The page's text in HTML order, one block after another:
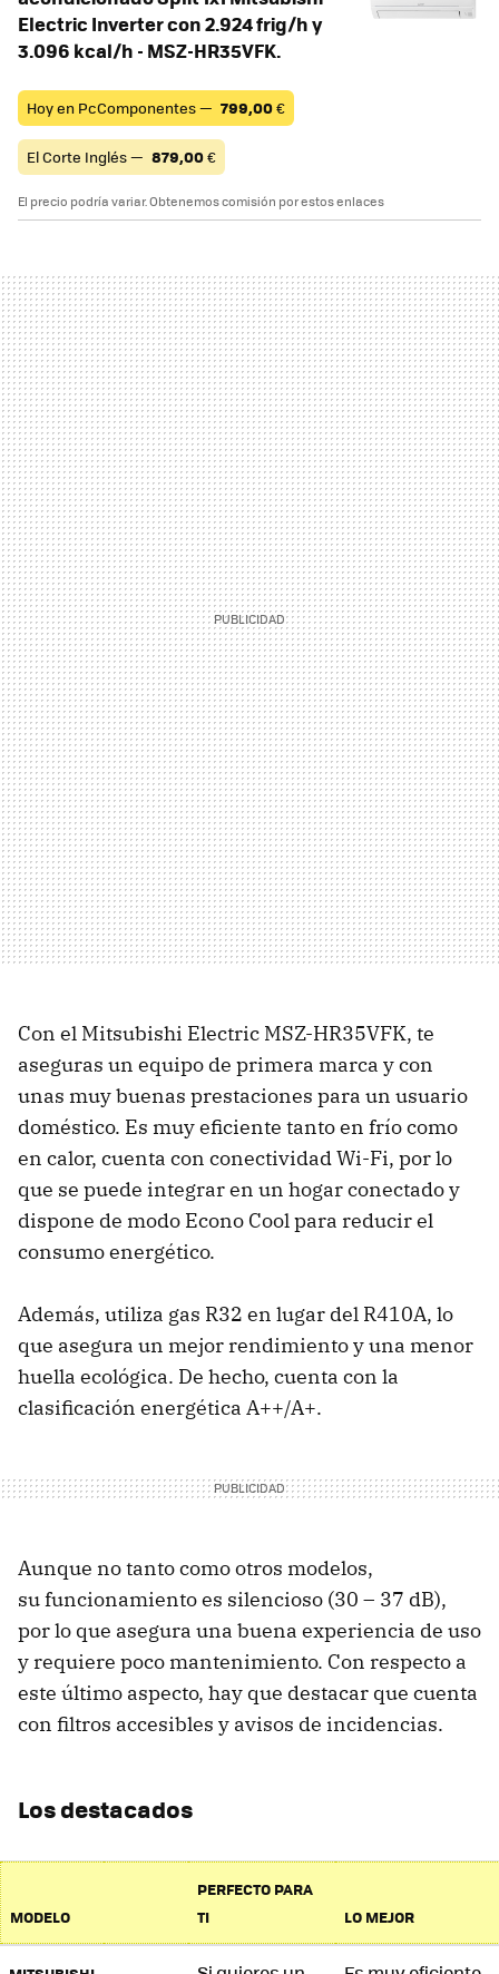
Electric Inverter con 2.924 frig/h y
3.096 kcal/h - MSZ-HR35VFK.
Hoy en PcComponentes — 799,00€
El Corte Inglés — 879,00€
El precio podría variar. Obtenemos comisión por estos enlaces
Con el Mitsubishi Electric MSZ-HR35VFK, te
aseguras un equipo de primera marca y con
unas muy buenas prestaciones para un usuario
doméstico. Es muy eficiente tanto en frío como
en calor, cuenta con conectividad Wi-Fi, por lo
que se puede integrar en un hogar conectado y
dispone de modo Econo Cool para reducir el
consumo energético.
Además, utiliza gas R32 en lugar del R410A, lo
que asegura un mejor rendimiento y una menor
huella ecológica. De hecho, cuenta con la
clasificación energética A++/A+.
Aunque no tanto como otros modelos,
su funcionamiento es silencioso (30 – 37 dB),
por lo que asegura una buena experiencia de uso
y requiere poco mantenimiento. Con respecto a
este último aspecto, hay que destacar que cuenta
con filtros accesibles y avisos de incidencias.
Los destacados
MODELO
PERFECTO PARA
TI
LO MEJOR